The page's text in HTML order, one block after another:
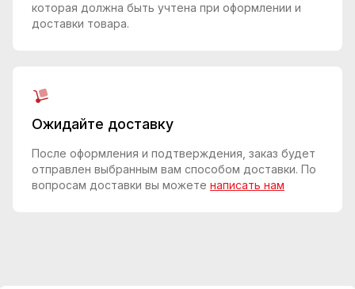
которая должна быть учтена при оформлении и
доставки товара.
Ожидайте доставку
После оформления и подтверждения, заказ будет
отправлен выбранным вам способом доставки. По
вопросам доставки вы можете написать нам